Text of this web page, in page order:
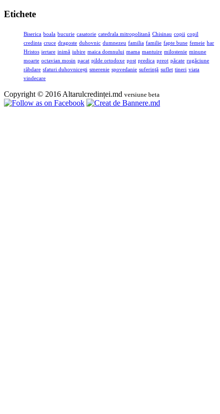
Etichete
Biserica boala bucurie casatorie catedrala mitropolitană Chisinau copii copil
credinta cruce dragoste duhovnic dumnezeu familia familie fapte bune femeie har
Hristos iertare inimă iubire maica domnului mama mantuire milostenie minune
moarte octavian mosin pacat pilde ortodoxe post predica preot păcate rugăciune
răbdare sfaturi duhovnicești smerenie spovedanie suferinţă suflet tineri viata
vindecare
Copyright © 2016 Altarulcredinței.md versiune beta